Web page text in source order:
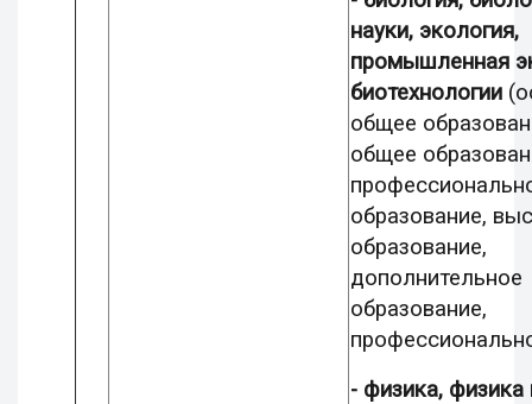
науки, экология,
промышленная
биотехнологии
общее
общее
образование,
образование,
дополнительное
образование,
- физика, физика